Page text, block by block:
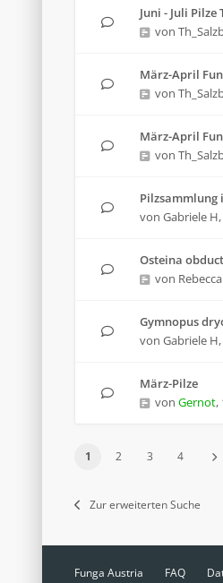
Juni - Juli Pilze
von
März-April
von
März-April
von
Pilzsammlung
von Gabriele H,
Osteina
von
Gymnopus
von Gabriele H,
März-Pilze
von Gernot,
1 2 3 4
Zur erweiterten Suche
Funga Austria FAQ